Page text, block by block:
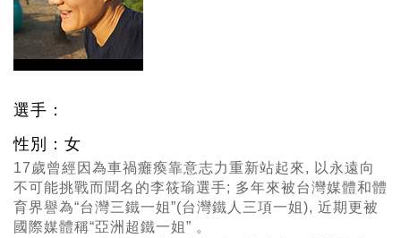
選手：
性別：女
17歲曾經因為車禍癱瘓靠意志力重新站起來, 以永遠向
不可能挑戰而聞名的李筱瑜選手; 多年來被台灣媒體和體
育界譽為“台灣三鐵一姐”(台灣鐵人三項一姐), 近期更被
國際媒體稱“亞洲超鐵一姐” 。